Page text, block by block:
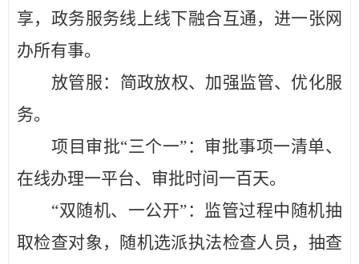
享，政务服务线上线下融合互通，进一张网
办所有事。
放管服： 简政放权、加强监管、优化服
务。
项目审批“三个一”： 审批事项一清单、
在线办理一平台、审批时间一百天。
“双随机、一公开”： 监管过程中随机抽
取检查对象，随机选派执法检查人员，抽查